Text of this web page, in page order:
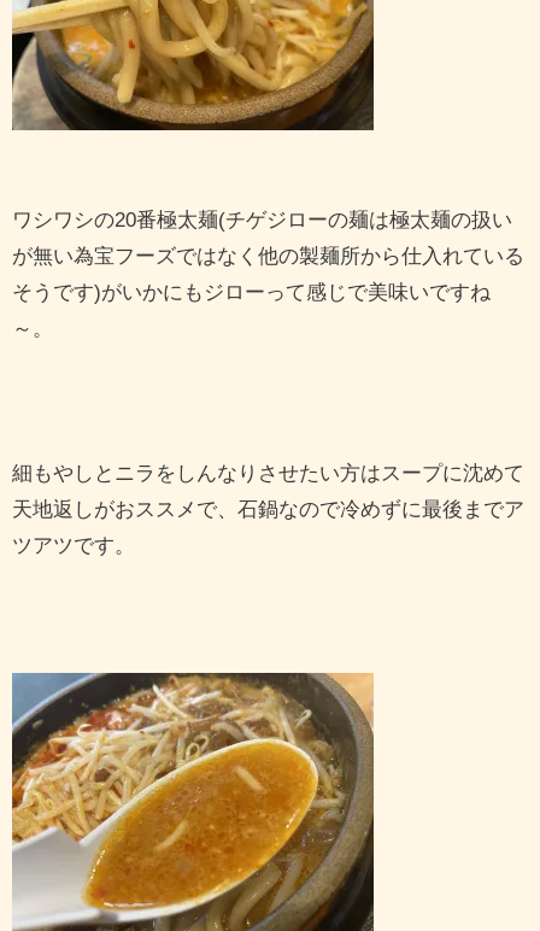
ワシワシの20番極太麺(チゲジローの麺は極太麺の扱い
が無い為宝フーズではなく他の製麺所から仕入れている
そうです)がいかにもジローって感じで美味いですね
～。
細もやしとニラをしんなりさせたい方はスープに沈めて
天地返しがおススメで、石鍋なので冷めずに最後までア
ツアツです。